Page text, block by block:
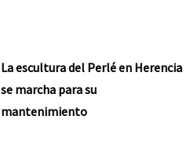
La escultura del Perlé en Herencia
se marcha para su
mantenimiento